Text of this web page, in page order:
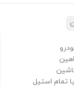
تمام استیل